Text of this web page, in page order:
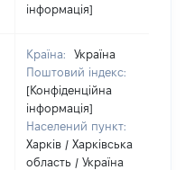
інформація]
Країна:
Україна
Поштовий індекс:
[Конфіденційна
інформація]
Населений пункт:
Харків / Харківська
область / Україна